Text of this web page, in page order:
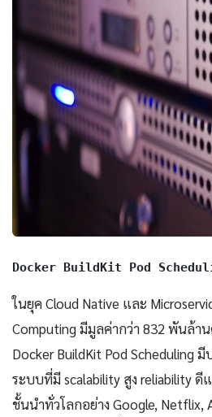
Docker BuildKit Pod
ในยุค Cloud Native และ
Computing มีมูลค่ากว่า 832 พันล้า
Docker BuildKit Pod Scheduling
ระบบที่มี scalability สูง reliability ดี
ชั้นนำทั่วโลกอย่าง Google, Netflix,